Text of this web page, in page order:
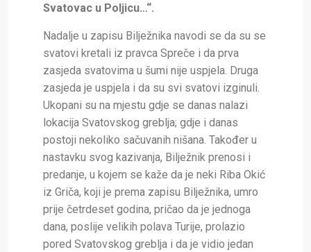
Svatovac u Poljicu…“.
Nadalje u zapisu Bilježnika navodi se da su se
svatovi kretali iz pravca Spreče i da prva
zasjeda svatovima u šumi nije uspjela. Druga
zasjeda je uspjela i da su svi svatovi izginuli.
Ukopani su na mjestu gdje se danas nalazi
lokacija Svatovskog greblja; gdje i danas
postoji nekoliko sačuvanih nišana. Također u
nastavku svog kazivanja, Bilježnik prenosi i
predanje, u kojem se kaže da je neki Riba Okić
iz Griča, koji je prema zapisu Bilježnika, umro
prije četrdeset godina, pričao da je jednoga
dana, poslije velikih polava Turije, prolazio
pored Svatovskog greblja i da je vidio jedan